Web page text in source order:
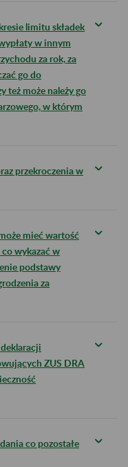
limitu składek
w innym
za rok, za
go do
też może należy go
w którym
przekroczenia w
mieć wartość
wykazać w
podstawy
za
ZUS DRA
co pozostałe